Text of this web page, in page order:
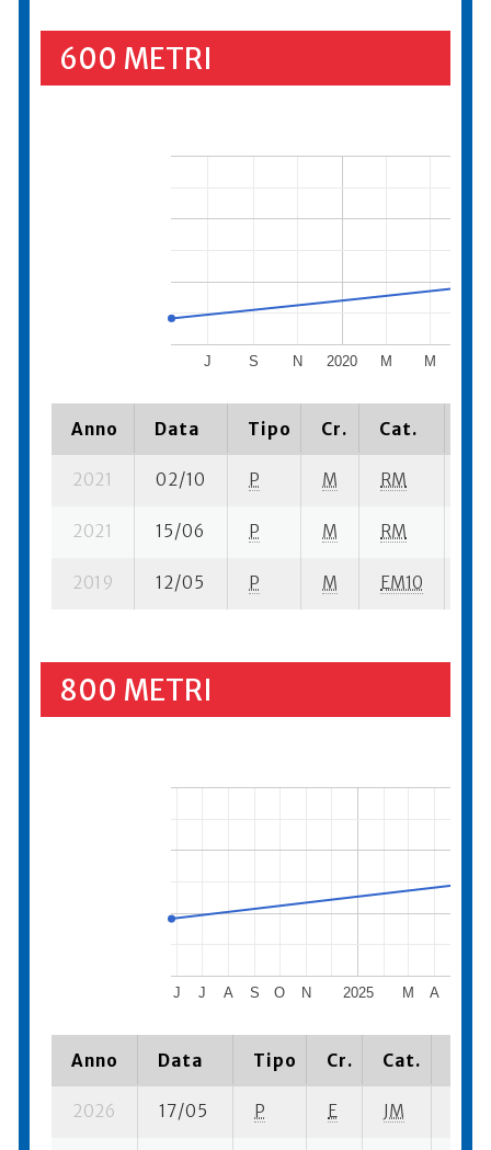
600 METRI
2020
J S N M M
Anno Data Tipo Cr. Cat.
2021 02/10 P M RM
2021 15/06 P M RM
2019 12/05 P M EM10
800 METRI
2025
J J A S O N M A
Anno Data Tipo Cr. Cat.
2026 17/05 P E JM